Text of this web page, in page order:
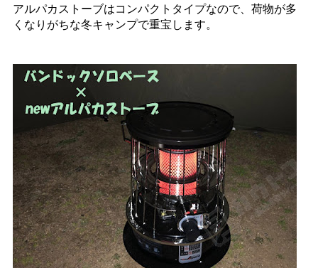
アルパカストーブはコンパクトタイプなので、荷物が多
くなりがちな冬キャンプで重宝します。